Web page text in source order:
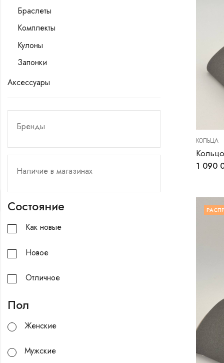
КОЛЬЦА
1 090
Браслеты
Комплекты
Кулоны
Запонки
Аксессуары
Состояние
Как новые
Новое
Отличное
Пол
Женские
Мужские